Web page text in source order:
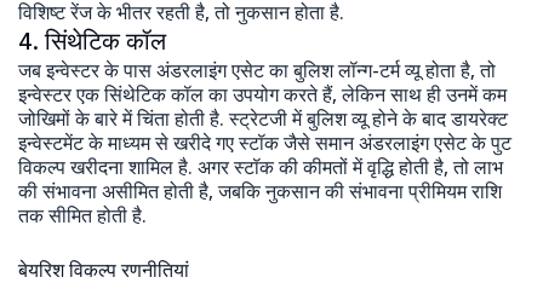
विशिष्ट रेंज के भीतर रहती है, तो नुकसान होता है.
4. सिंथेटिक कॉल
जब इन्वेस्टर के पास अंडरलाइंग एसेट का बुलिश लॉन्ग-टर्म व्यू होता है, तो
इन्वेस्टर एक सिंथेटिक कॉल का उपयोग करते हैं, लेकिन साथ ही उनमें कम
जोखिमों के बारे में चिंता होती है. स्ट्रेटजी में बुलिश व्यू होने के बाद डायरेक्ट
इन्वेस्टमेंट के माध्यम से खरीदे गए स्टॉक जैसे समान अंडरलाइंग एसेट के पुट
विकल्प खरीदना शामिल है. अगर स्टॉक की कीमतों में वृद्धि होती है, तो लाभ
की संभावना असीमित होती है, जबकि नुकसान की संभावना प्रीमियम राशि
तक सीमित होती है.
बेयरिश विकल्प रणनीतियां